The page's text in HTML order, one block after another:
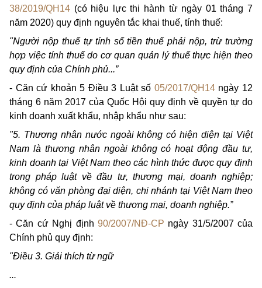
38/2019/QH14 (có hiệu lực thi hành từ ngày 01 tháng 7
năm 2020) quy định nguyên tắc khai thuế, tính thuế:
"Người nộp thuế tự tính số tiền thuế phải nộp, trừ trường
hợp việc tính thuế do cơ quan quản lý thuế thực hiện theo
quy định của Chính phủ...”
- Căn cứ khoản 5 Điều 3 Luật số 05/2017/QH14ngày 12
tháng 6 năm 2017 của Quốc Hội quy định về quyền tự do
kinh doanh xuất khẩu, nhập khẩu như sau:
"5. Thương nhân nước ngoài không có hiện diện tại Việt
Nam là thương nhân ngoài không có hoạt động đầu tư,
kinh doanh tại Việt Nam theo các hình thức được quy định
trong pháp luật về đầu tư, thương mại, doanh nghiệp;
không có văn phòng đại diện, chi nhánh tại Việt Nam theo
quy định của pháp luật về thương mại, doanh nghiệp.”
- Căn cứ Nghị định 90/2007/NĐ-CP ngày 31/5/2007 của
Chính phủ quy định:
"Điều 3. Giải thích từ ngữ
...